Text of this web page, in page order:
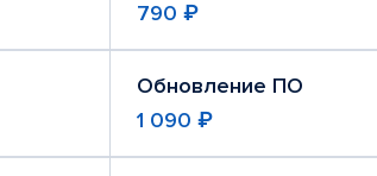
790 ₽
Обновление ПО
1 090 ₽